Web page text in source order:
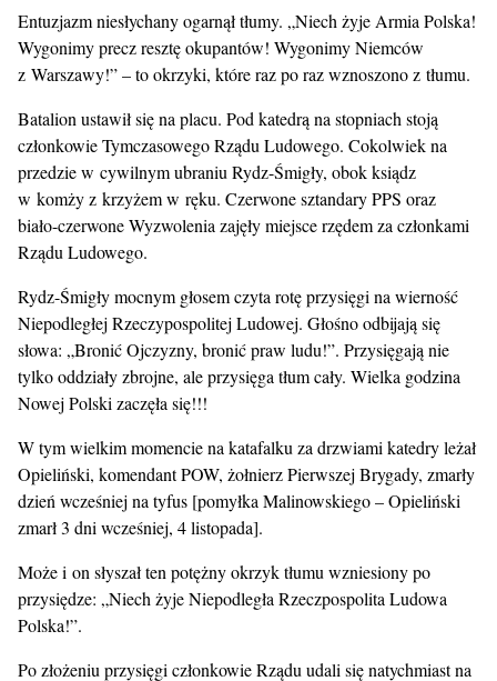
Entuzjazm niesłychany ogarnął tłumy. „Niech żyje Armia Polska!
Wygonimy precz resztę okupantów! Wygonimy Niemców
z Warszawy!” – to okrzyki, które raz po raz wznoszono z tłumu.
Batalion ustawił się na placu. Pod katedrą na stopniach stoją
członkowie Tymczasowego Rządu Ludowego. Cokolwiek na
przedzie w cywilnym ubraniu Rydz-Śmigły, obok ksiądz
w komży z krzyżem w ręku. Czerwone sztandary PPS oraz
biało-czerwone Wyzwolenia zajęły miejsce rzędem za członkami
Rządu Ludowego.
Rydz-Śmigły mocnym głosem czyta rotę przysięgi na wierność
Niepodległej Rzeczypospolitej Ludowej. Głośno odbijają się
słowa: „Bronić Ojczyzny, bronić praw ludu!”. Przysięgają nie
tylko oddziały zbrojne, ale przysięga tłum cały. Wielka godzina
Nowej Polski zaczęła się!!!
W tym wielkim momencie na katafalku za drzwiami katedry leżał
Opieliński, komendant POW, żołnierz Pierwszej Brygady, zmarły
dzień wcześniej na tyfus [pomyłka Malinowskiego – Opieliński
zmarł 3 dni wcześniej, 4 listopada].
Może i on słyszał ten potężny okrzyk tłumu wzniesiony po
przysiędze: „Niech żyje Niepodległa Rzeczpospolita Ludowa
Polska!”.
Po złożeniu przysięgi członkowie Rządu udali się natychmiast na